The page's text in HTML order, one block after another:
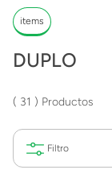
items
DUPLO
31 Productos